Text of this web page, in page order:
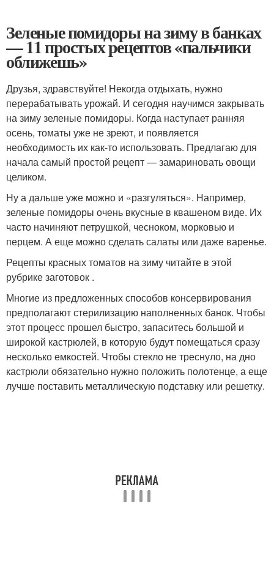
Зеленые помидоры на зиму в банках
— 11 простых рецептов «пальчики
оближешь»
Друзья, здравствуйте! Некогда отдыхать, нужно
перерабатывать урожай. И сегодня научимся закрывать
на зиму зеленые помидоры. Когда наступает ранняя
осень, томаты уже не зреют, и появляется
необходимость их как-то использовать. Предлагаю для
начала самый простой рецепт — замариновать овощи
целиком.
Ну а дальше уже можно и «разгуляться». Например,
зеленые помидоры очень вкусные в квашеном виде. Их
часто начиняют петрушкой, чесноком, морковью и
перцем. А еще можно сделать салаты или даже варенье.
Рецепты красных томатов на зиму читайте в этой
рубрике заготовок .
Многие из предложенных способов консервирования
предполагают стерилизацию наполненных банок. Чтобы
этот процесс прошел быстро, запаситесь большой и
широкой кастрюлей, в которую будут помещаться сразу
несколько емкостей. Чтобы стекло не треснуло, на дно
кастрюли обязательно нужно положить полотенце, а еще
лучше поставить металлическую подставку или решетку.